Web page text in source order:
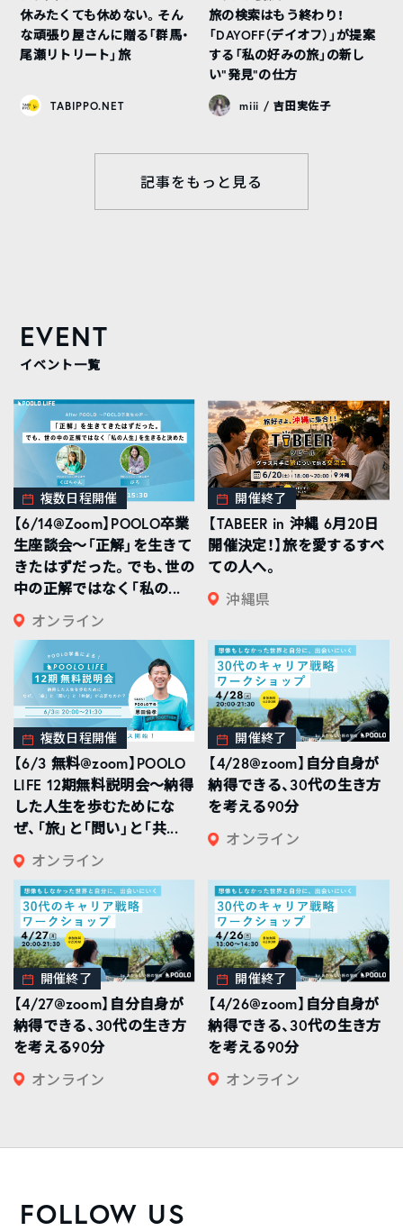
休みたくても休めない。そん
な頑張り屋さんに贈る「群馬・
尾瀬リトリート」旅
TABIPPO.NET
旅の検索はもう終わり！
「DAYOFF（デイオフ）」が提案
する「私の好みの旅」の新し
い“発見”の仕方
miii / 吉田実佐子
記事をもっと見る
EVENT
イベント一覧
複数日程開催
【6/14@Zoom】POOLO卒業
生座談会〜「正解」を生きて
きたはずだった。でも、世の
中の正解ではなく「私の...
オンライン
開催終了
【TABEER in 沖縄 6月20日
開催決定！】旅を愛するすべ
ての人へ。
沖縄県
複数日程開催
【6/3 無料@zoom】POOLO
LIFE 12期無料説明会〜納得
した人生を歩むためにな
ぜ、「旅」と「問い」と「共...
オンライン
開催終了
【4/28@zoom】自分自身が
納得できる、30代の生き方
を考える90分
オンライン
開催終了
【4/27@zoom】自分自身が
納得できる、30代の生き方
を考える90分
オンライン
開催終了
【4/26@zoom】自分自身が
納得できる、30代の生き方
を考える90分
オンライン
FOLLOW US